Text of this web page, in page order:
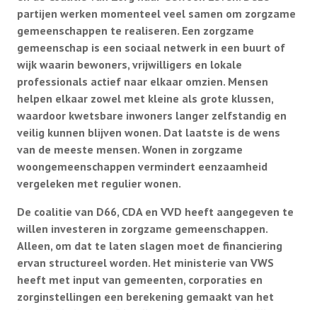
Informatie
Informatie
Info HUBA’s
Partner naar zorginstelling
IB2024
IB2025
Diverse onderwerpen (belastingservice)
Info Ouderenadviseur
LeaWeb
Contact
Proclaimer
Test
partijen werken momenteel veel samen om zorgzame
gemeenschappen te realiseren. Een zorgzame
gemeenschap is een sociaal netwerk in een buurt of
wijk waarin bewoners, vrijwilligers en lokale
professionals actief naar elkaar omzien. Mensen
helpen elkaar zowel met kleine als grote klussen,
waardoor kwetsbare inwoners langer zelfstandig en
veilig kunnen blijven wonen. Dat laatste is de wens
van de meeste mensen. Wonen in zorgzame
woongemeenschappen vermindert eenzaamheid
vergeleken met regulier wonen.
De coalitie van D66, CDA en VVD heeft aangegeven te
willen investeren in zorgzame gemeenschappen.
Alleen, om dat te laten slagen moet de financiering
ervan structureel worden. Het ministerie van VWS
heeft met input van gemeenten, corporaties en
zorginstellingen een berekening gemaakt van het